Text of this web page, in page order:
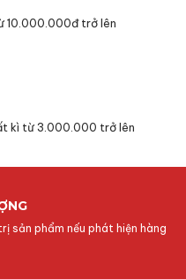
10.000.000đ trở lên
kì từ 3.000.000 trở lên
sản phẩm nếu phát hiện hàng